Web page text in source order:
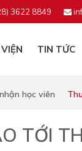
3622 8849
TIN TỨC
học viên
TỚI